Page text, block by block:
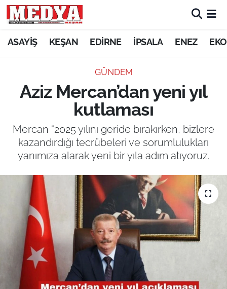
ASAYİŞ KEŞAN EDİRNE İPSALA ENEZ
GÜNDEM
Aziz Mercan’dan yeni yıl
kutlaması
Mercan “2025 yılını geride bırakırken, bizlere
kazandırdığı tecrübeleri ve sorumlulukları
yanımıza alarak yeni bir yıla adım atıyoruz.
KEŞAN
ASAYİŞ
GÜNDEM
SAĞLIK
EĞİTİM
TARIM VE HAYVANCILIK
KÜLTÜR SANAT